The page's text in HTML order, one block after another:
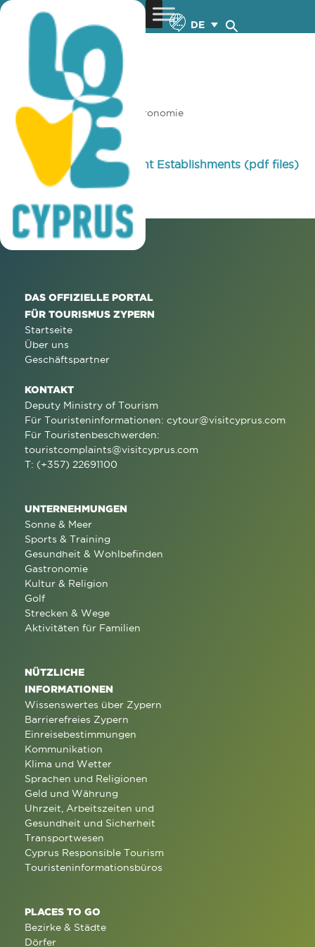
DE
You are here: Home »Gastronomie
Gastronomie
Catering and Entertainment Establishments (pdf files)
DAS OFFIZIELLE PORTAL
FÜR TOURISMUS ZYPERN
Startseite
Über uns
Geschäftspartner
KONTAKT
Deputy Ministry of Tourism
Für Touristeninformationen: cytour@visitcyprus.com
Für Touristenbeschwerden:
touristcomplaints@visitcyprus.com
T: (+357) 22691100
UNTERNEHMUNGEN
Sonne & Meer
Sports & Training
Gesundheit & Wohlbefinden
Gastronomie
Kultur & Religion
Golf
Strecken & Wege
Aktivitäten für Familien
NÜTZLICHE
INFORMATIONEN
Wissenswertes über Zypern
Barrierefreies Zypern
Einreisebestimmungen
Kommunikation
Klima und Wetter
Sprachen und Religionen
Geld und Währung
Uhrzeit, Arbeitszeiten und
Gesundheit und Sicherheit
Transportwesen
Cyprus Responsible Tourism
Touristeninformationsbüros
PLACES TO GO
Bezirke & Städte
Dörfer